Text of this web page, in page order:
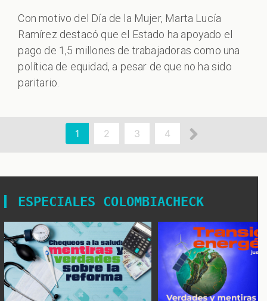
Con motivo del Día de la Mujer, Marta Lucía
Ramírez destacó que el Estado ha apoyado el
pago de 1,5 millones de trabajadoras como una
política de equidad, a pesar de que no ha sido
paritario.
Página
actual
1 Page
2 Page
3 Page
4
ESPECIALES COLOMBIACHECK